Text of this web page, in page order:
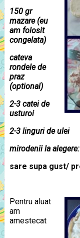
150 gr
mazare (eu
am folosit
congelata)
cateva
rondele de
praz
(optional)
2-3 catei de
usturoi
2-3 linguri de ulei
mirodenii la
sare supa gust/
Pentru aluat
am
amestecat